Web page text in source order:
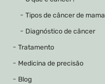
Tipos de câncer de mama
Diagnóstico de câncer
Tratamento
Medicina de precisão
Blog